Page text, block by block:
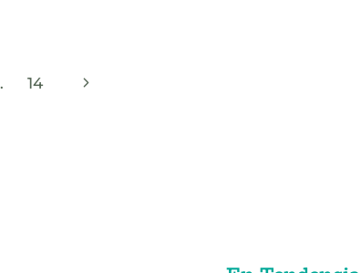
14
Next